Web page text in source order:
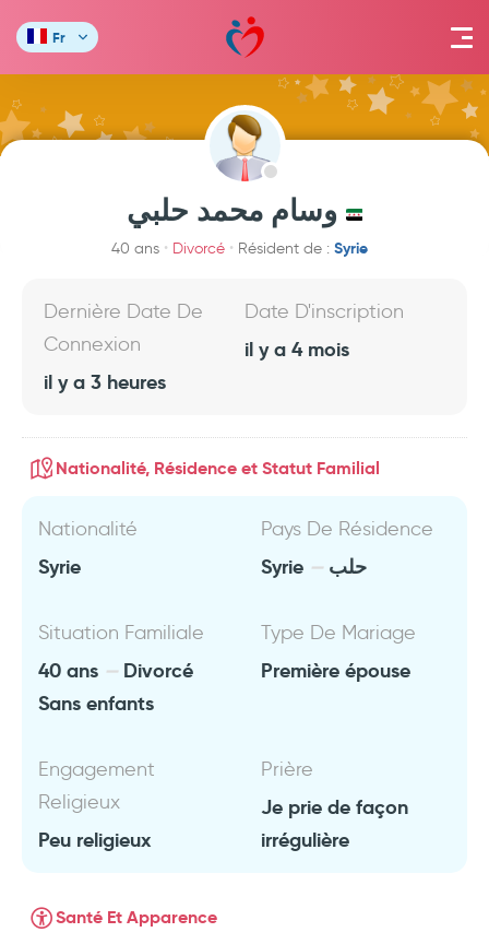
Fr
وسام محمد حلبي
40 ans Divorcé Résident de : Syrie
Dernière Date De
Connexion
il y a 3 heures
Date D'inscription
il y a 4 mois
Nationalité, Résidence et Statut Familial
Nationalité
Syrie
Pays De Résidence
Syrie حلب
Situation Familiale
40 ans
Divorcé
Sans enfants
Type De Mariage
Première épouse
Engagement
Religieux
Peu religieux
Prière
Je prie de façon
irrégulière
Santé Et Apparence